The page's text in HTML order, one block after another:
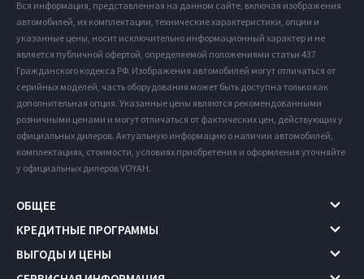
Вся информация, представленная на данном сайте, включая изображения
автомобилей, их комплектации, технические характеристики, опции и
указанные цены, носит исключительно информационный характер и не
является публичной офертой, определяемой положениями статьи 437
Гражданского кодекса РФ. Изображения автомобилей могут отличаться от
серийных моделей, часть оборудования может быть доступна только как
дополнительная опция. Указанные цены являются рекомендованными
розничными ценами и могут отличаться от фактических цен, действующих у
официальных дилеров. Актуальную информацию о наличии автомобилей,
комплектациях, стоимости, условиях приобретения и оформления уточняйте
у официальных дилеров VOYAH.
ОБЩЕЕ
КРЕДИТНЫЕ ПРОГРАММЫ
ВЫГОДЫ И ЦЕНЫ